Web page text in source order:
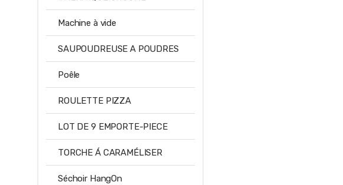
Machine à vide
SAUPOUDREUSE A POUDRES
Poêle
ROULETTE PIZZA
LOT DE 9 EMPORTE-PIECE
TORCHE Á CARAMÉLISER
Séchoir HangOn